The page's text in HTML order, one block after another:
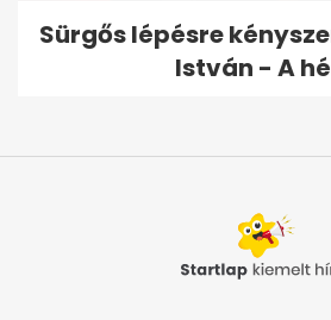
Sürgős lépésre
István - A